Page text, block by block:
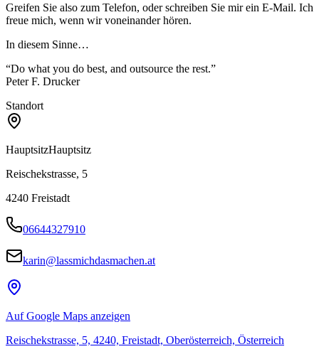
Greifen Sie also zum Telefon, oder schreiben Sie mir ein E-Mail. Ich
freue mich, wenn wir voneinander hören.
In diesem Sinne…
“Do what you do best, and outsource the rest.”
Peter F. Drucker
Standort
HauptsitzHauptsitz
Reischekstrasse, 5
4240 Freistadt
06644327910
karin@lassmichdasmachen.at
Auf Google Maps anzeigen
Reischekstrasse, 5, 4240, Freistadt, Oberösterreich, Österreich